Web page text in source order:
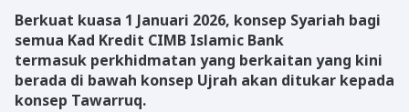
Berkuat kuasa 1 Januari 2026, konsep Syariah bagi
semua Kad Kredit CIMB Islamic Bank
termasuk perkhidmatan yang berkaitan yang kini
berada di bawah konsep Ujrah akan ditukar kepada
konsep Tawarruq.